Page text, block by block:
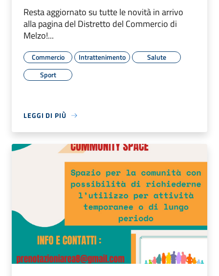
Resta aggiornato su tutte le novità in arrivo
alla pagina del Distretto del Commercio di
Melzo!...
Commercio Intrattenimento
Salute
Sport
LEGGI DI PIÙ